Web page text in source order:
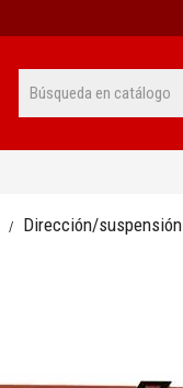
Dirección/suspensión